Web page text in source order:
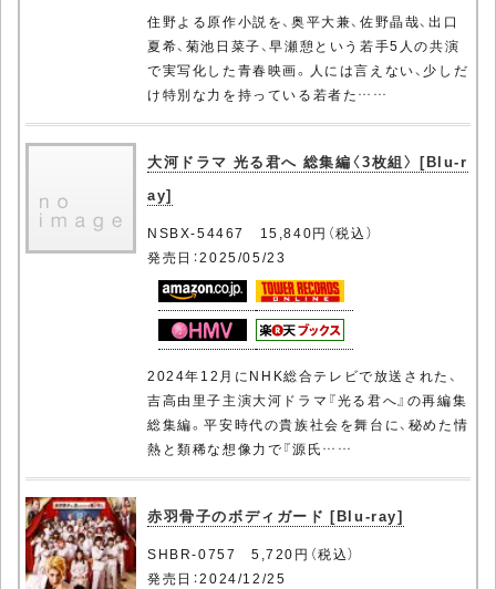
住野よる原作小説を、奥平大兼、佐野晶哉、出口
夏希、菊池日菜子、早瀬憩という若手5人の共演
で実写化した青春映画。人には言えない、少しだ
け特別な力を持っている若者た……
大河ドラマ 光る君へ 総集編〈3枚組〉 [Blu-r
ay]
NSBX-54467 15,840円（税込）
発売日：2025/05/23
2024年12月にNHK総合テレビで放送された、
吉高由里子主演大河ドラマ『光る君へ』の再編集
総集編。平安時代の貴族社会を舞台に、秘めた情
熱と類稀な想像力で『源氏……
赤羽骨子のボディガード [Blu-ray]
SHBR-0757 5,720円（税込）
発売日：2024/12/25